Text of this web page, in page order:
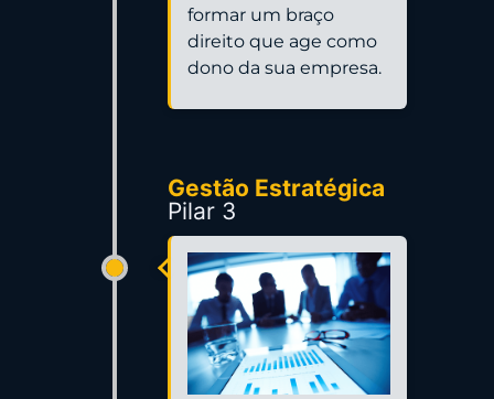
formar um braço
direito que age como
dono da sua empresa.
Gestão Estratégica
Pilar 3